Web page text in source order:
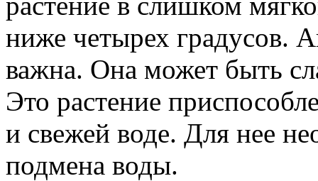
ниже четырех градусов.
важна. Она может быть
Это растение
и свежей воде. Для нее
подмена воды.